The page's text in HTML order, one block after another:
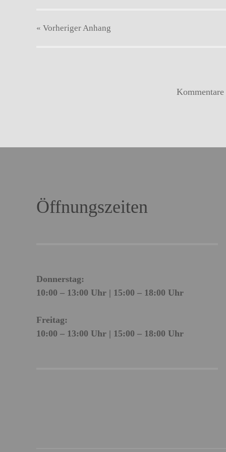
« Vorheriger Anhang
Kommentare
Öffnungszeiten
Donnerstag:
10:00 – 13:00 Uhr | 15:00 – 18:00 Uhr
Freitag:
10:00 – 13:00 Uhr | 15:00 – 18:00 Uhr